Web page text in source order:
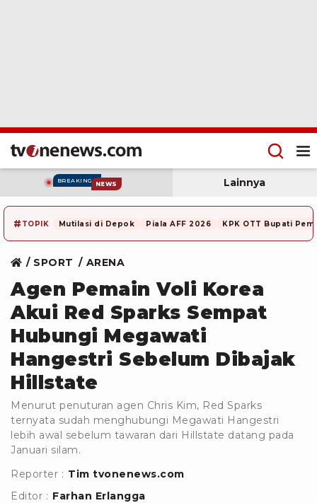
BREAKING NEWS Lainnya
# TOPIK Mutilasi di Depok Piala AFF 2026 KPK OTT Bupati
SPORT ARENA
Agen Pemain Voli Korea
Akui Red Sparks Sempat
Hubungi Megawati
Hangestri Sebelum Dibajak
Hillstate
Menurut penuturan agen Chris Kim, Red Sparks
ternyata sudah menghubungi Megawati Hangestri
lebih awal sebelum tawaran dari Hillstate datang pada
Januari silam.
Reporter : Tim tvonenews.com
Editor : Farhan Erlangga